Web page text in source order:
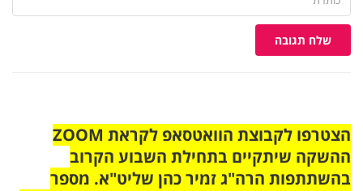
שלח תגובה
הצטרפו לקבוצת הוואטסאפ לקראת ZOOM
ההשקה שיתקיים בתחילת השבוע הקרוב
בהשתתפות הרה"ג זמיר כהן שליט"א. מספר